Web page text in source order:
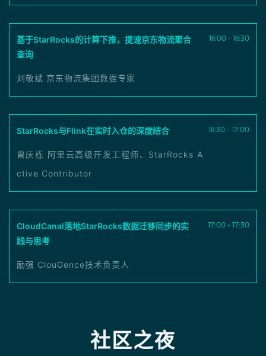
基于StarRocks的计算下推，提速京东物流聚合
查询
16:00 - 16:30
刘敬斌 京东物流集团数据专家
StarRocks与Flink在实时入仓的深度结合 16:30 - 17:00
曾庆栋 阿里云高级开发工程师、StarRocks A
ctive Contributor
CloudCanal落地StarRocks数据迁移同步的实
践与思考
17:00 - 17:30
励强 ClouGence技术负责人
社区之夜